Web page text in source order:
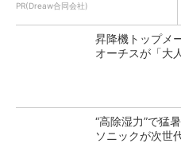
PR(Dreaw合同会社)
昇降機トップメ
オーチスが「大
“高除湿力”で猛
ソニックが次世